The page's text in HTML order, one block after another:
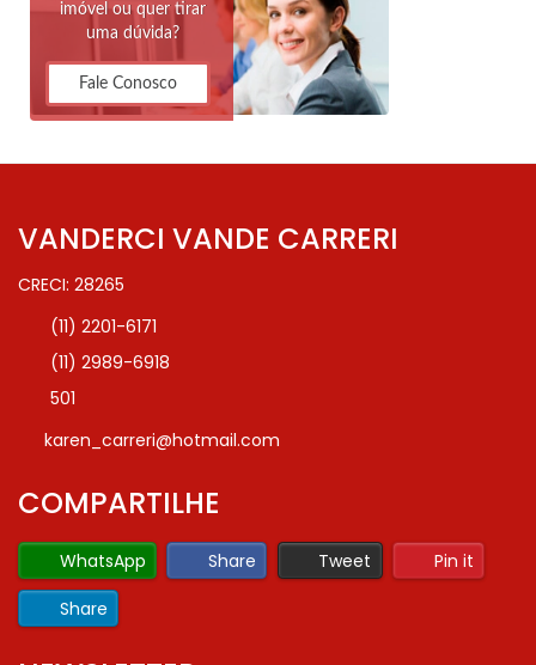
imóvel ou quer tirar
uma dúvida?
Fale Conosco
VANDERCI VANDE CARRERI
CRECI: 28265
(11) 2201-6171
(11) 2989-6918
501
karen_carreri@hotmail.com
COMPARTILHE
WhatsApp Share Tweet
Pin it
Share